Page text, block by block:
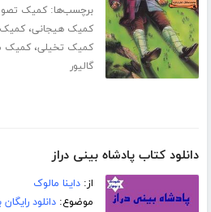
برچسب‌ها:کمیک
کمیک هیجانی،
کمیک تخیلی،کمیک
گالیور
دانلود کتاب پادشاه بینی دراز
از:داینا مالوک
موضوع:دانلود